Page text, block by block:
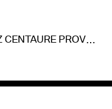
POUR LES ÉQUIPES BMW MOTORRAD